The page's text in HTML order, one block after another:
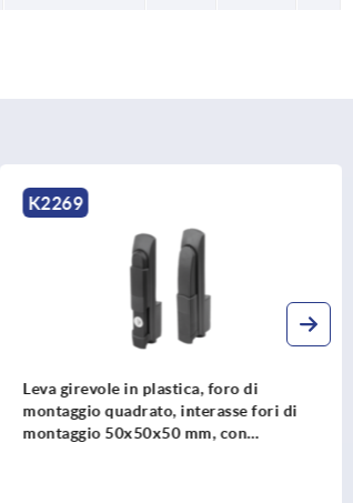
K2465
Leva girevole in plastica, foro di
montaggio rotondo, interasse fori di
montaggio 95 mm, con copertura